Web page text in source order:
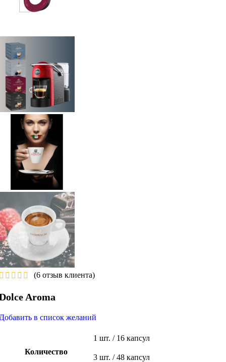
(6 отзыв клиента)
Aroma
в список желаний
Количество
1 шт. / 16 капсул
3 шт. / 48 капсул